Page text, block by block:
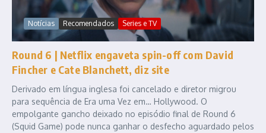
Notícias Recomendados Series e TV
Round 6 | Netflix engaveta spin-off com David
Fincher e Cate Blanchett, diz site
Derivado em língua inglesa foi cancelado e diretor migrou
para sequência de Era uma Vez em… Hollywood. O
empolgante gancho deixado no episódio final de Round 6
(Squid Game) pode nunca ganhar o desfecho aguardado pelos